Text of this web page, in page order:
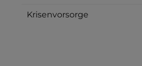
Krisenvorsorge